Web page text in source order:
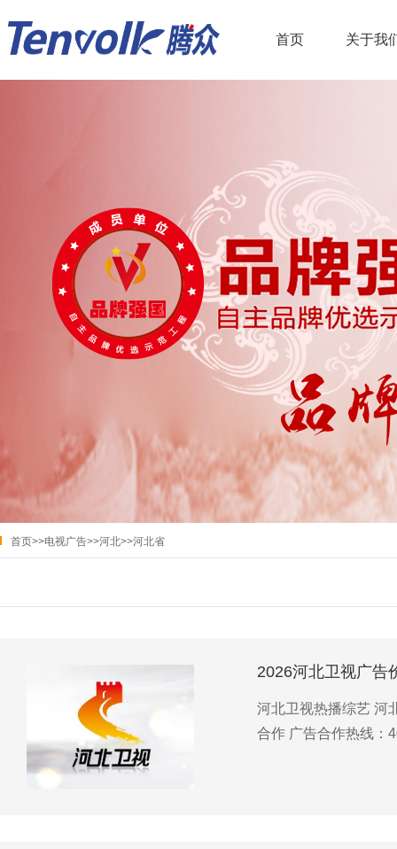
首页 关于我
首页>>电视广告>>河北>>河北省
2026河北卫视广告
河北卫视热播综艺 河
合作 广告合作热线：